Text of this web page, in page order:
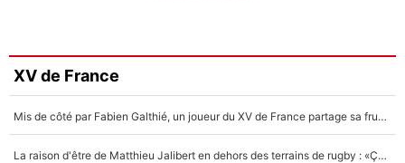
XV de France
Mis de côté par Fabien Galthié, un joueur du XV de France partage sa frustration : «ils ne me l’ont pas dit tout de suite»
La raison d'être de Matthieu Jalibert en dehors des terrains de rugby : «Ça m'atteint autant que si tu touches à un membre de ma famille»